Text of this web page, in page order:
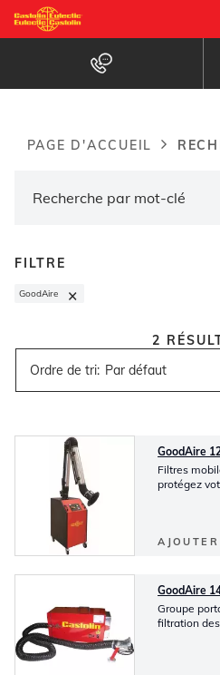
Aller
au
principal
Recherche de
PAGE D'ACCUEIL
FILTRE
GoodAire ×
Ordre de tri:
2
GoodAire
Filtres
protégez
GoodAire
Groupe
filtration